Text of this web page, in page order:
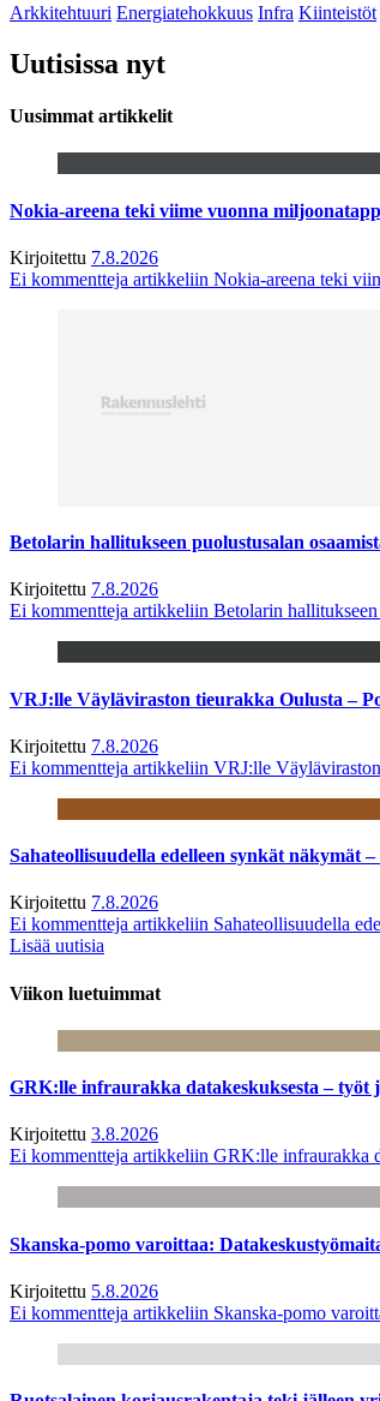
Arkkitehtuuri Energiatehokkuus Infra Kiinteistöt
Uutisissa nyt
Uusimmat artikkelit
Nokia-areena teki viime vuonna
Kirjoitettu 7.8.2026
Ei kommentteja artikkeliin Nokia-areena teki
Betolarin hallitukseen puolustusalan
Kirjoitettu 7.8.2026
Ei kommentteja artikkeliin Betolarin hallitukseen
VRJ:lle Väyläviraston tieurakka Oulusta –
Kirjoitettu 7.8.2026
Ei kommentteja artikkeliin VRJ:lle
Sahateollisuudella edelleen synkät näkymät
Kirjoitettu 7.8.2026
Ei kommentteja artikkeliin Sahateollisuudella
Lisää uutisia
Viikon luetuimmat
GRK:lle infraurakka datakeskuksesta – työt
Kirjoitettu 3.8.2026
Ei kommentteja artikkeliin GRK:lle infraurakka
Skanska-pomo varoittaa:
Kirjoitettu 5.8.2026
Ei kommentteja artikkeliin Skanska-pomo